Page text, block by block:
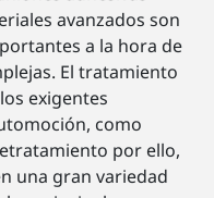
avanzados son
a la hora de
El tratamiento
exigentes
como
por ello,
una gran variedad